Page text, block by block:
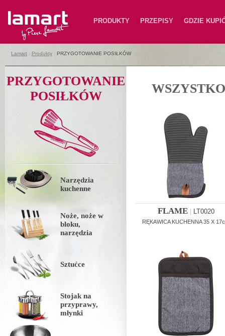
Lamart PRODUKTY PRZEPISY GDZIE
Lamart Produkty PRZYGOTOWANIE POSIŁKÓW
PRZYGOTOWANIE
POSIŁKÓW
Narzędzia
kuchenne
Noże, noże w
bloku,
narzędzia
Sztućce
Stojak na
przyprawy,
młynki
FLAME| LT0020
RĘKAWICA KUCHENNA 35 X